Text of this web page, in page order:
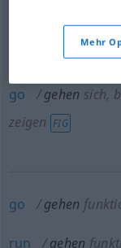
(disguised)
go gehen sich,
zeigen FIG
go gehen
run gehen
Mehr